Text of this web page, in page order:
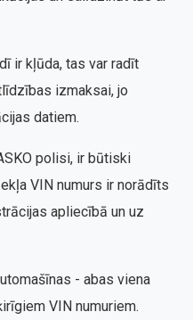
ir kļūda, tas var radīt
izmaksai, jo
datiem.
polisi, ir būtiski
VIN numurs ir norādīts
apliecībā un uz
- abas viena
VIN numuriem.